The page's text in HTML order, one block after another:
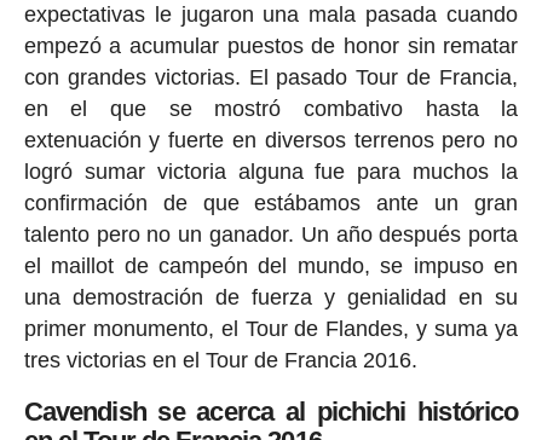
expectativas le jugaron una mala pasada cuando
empezó a acumular puestos de honor sin rematar
con grandes victorias. El pasado Tour de Francia,
en el que se mostró combativo hasta la
extenuación y fuerte en diversos terrenos pero no
logró sumar victoria alguna fue para muchos la
confirmación de que estábamos ante un gran
talento pero no un ganador. Un año después porta
el maillot de campeón del mundo, se impuso en
una demostración de fuerza y genialidad en su
primer monumento, el Tour de Flandes, y suma ya
tres victorias en el Tour de Francia 2016.
Cavendish se acerca al pichichi histórico